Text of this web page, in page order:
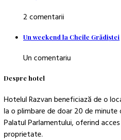
2 comentarii
Un weekend la Cheile Grădiştei
Un comentariu
Despre hotel
Hotelul Razvan beneficiază de o
la o plimbare de doar 20 de minute
Palatul Parlamentului, oferind
proprietate.